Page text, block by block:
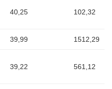
40,25 102,32
39,99 1512,29
39,22 561,12